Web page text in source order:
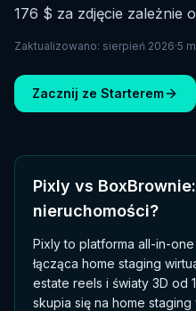
176 $ za zdjęcie zależnie
Zaktualizowano: sierpień 2026·5
Zacznij ze Starterem
Pixly vs
nieruchomości?
Pixly to platforma all-in-
łącząca home staging
estate reels i światy 3D od
skupia się na home